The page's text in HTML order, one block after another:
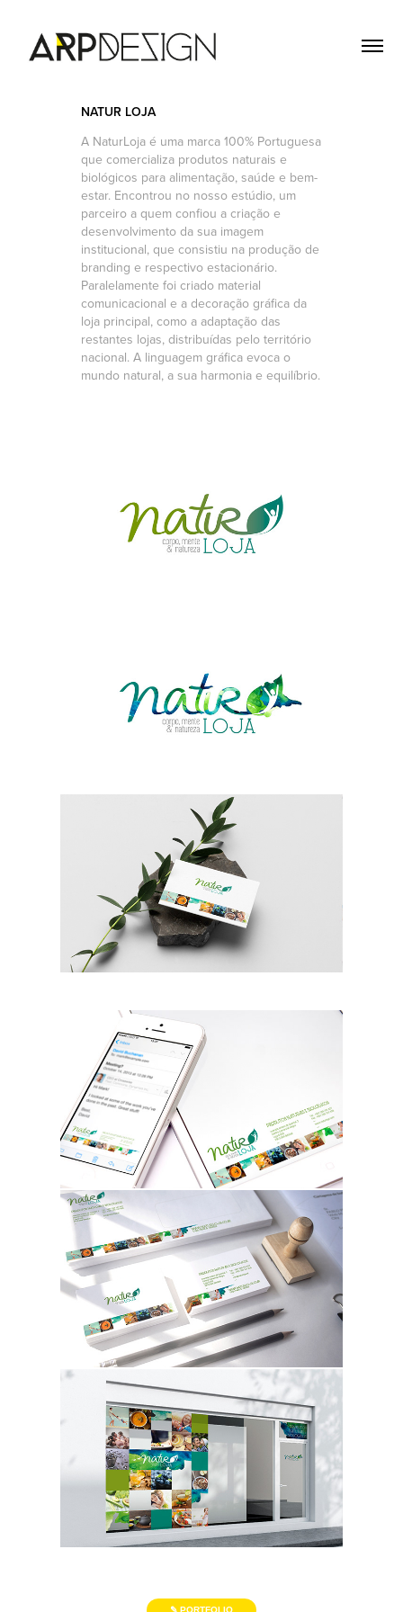
NATUR LOJA
A NaturLoja é uma marca 100% Portuguesa
que comercializa produtos naturais e
biológicos para alimentação, saúde e bem-
estar. Encontrou no nosso estúdio, um
parceiro a quem confiou a criação e
desenvolvimento da sua imagem
institucional, que consistiu na produção de
branding e respectivo estacionário.
Paralelamente foi criado material
comunicacional e a decoração gráfica da
loja principal, como a adaptação das
restantes lojas, distribuídas pelo território
nacional. A linguagem gráfica evoca o
mundo natural, a sua harmonia e equilíbrio.